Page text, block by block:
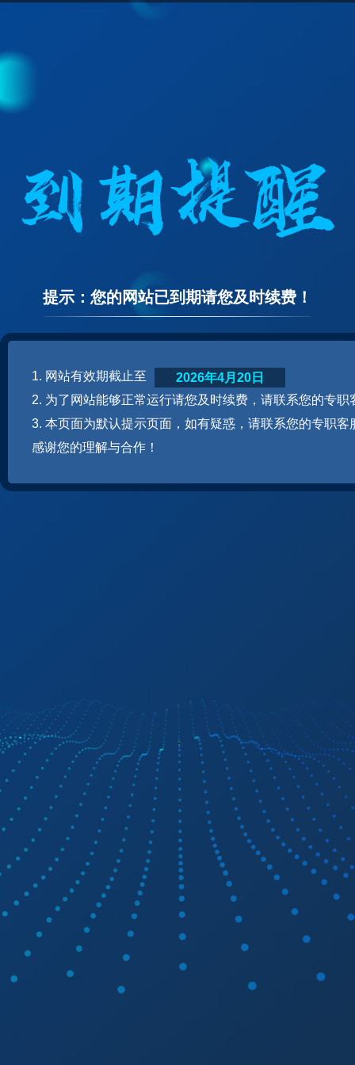
提示：您的网站已到期请您及时续费！
1. 网站有效期截止至
2. 为了网站能够正常运行请您及时续费，请联系您的专职
3. 本页面为默认提示页面，如有疑惑，请联系您的专职客
感谢您的理解与合作！
2026年4月20日